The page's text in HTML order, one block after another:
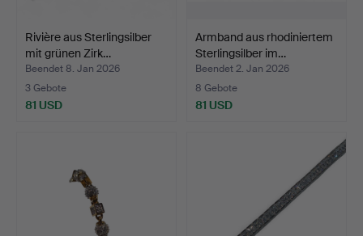
Rivière aus Sterlingsilber
mit grünen Zirk…
Beendet 8. Jan 2026
3 Gebote
81 USD
Armband aus rhodiniertem
Sterlingsilber im…
Beendet 2. Jan 2026
8 Gebote
81 USD